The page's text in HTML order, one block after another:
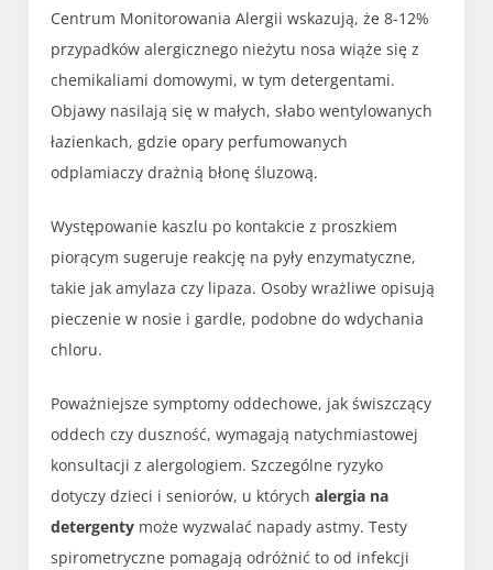
Centrum Monitorowania Alergii wskazują, że 8-12%
przypadków alergicznego nieżytu nosa wiąże się z
chemikaliami domowymi, w tym detergentami.
Objawy nasilają się w małych, słabo wentylowanych
łazienkach, gdzie opary perfumowanych
odplamiaczy drażnią błonę śluzową.
Występowanie kaszlu po kontakcie z proszkiem
piorącym sugeruje reakcję na pyły enzymatyczne,
takie jak amylaza czy lipaza. Osoby wrażliwe opisują
pieczenie w nosie i gardle, podobne do wdychania
chloru.
Poważniejsze symptomy oddechowe, jak świszczący
oddech czy duszność, wymagają natychmiastowej
konsultacji z alergologiem. Szczególne ryzyko
dotyczy dzieci i seniorów, u którychalergia na
detergenty może wyzwalać napady astmy. Testy
spirometryczne pomagają odróżnić to od infekcji